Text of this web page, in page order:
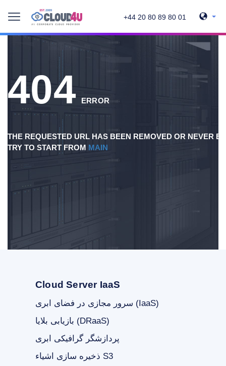
+44 20 80 89 80 01
404 ERROR
THE REQUESTED URL HAS BEEN REMOVED OR NEVER
TRY TO START FROM MAIN
Cloud Server IaaS
سرور مجازی در فضای ابری (IaaS)
بازیابی بلایا (DRaaS)
پردازشگر گرافیکی ابری
ذخیره سازی اشیاء S3